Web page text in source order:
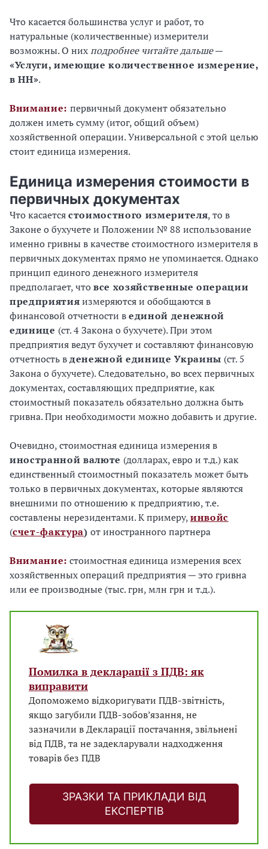
Что касается большинства услуг и работ, то
натуральные (количественные) измерители
возможны. О нихподробнее читайте дальше—
«Услуги, имеющие количественное измерение,
в НН».
Внимание: первичный документ обязательно
должен иметь сумму (итог, общий объем)
хозяйственной операции. Универсальной с этой целью
стоит единица измерения.
Единица измерения стоимости в
первичных документах
Что касаетсястоимостного измерителя, то в
Законе о бухучете и Положении № 88 использование
именно гривны в качестве стоимостного измерителя в
первичных документах прямо не упоминается. Однако
принцип единого денежного измерителя
предполагает, чтовсе хозяйственные операции
предприятияизмеряются и обобщаются в
финансовой отчетности вединой денежной
единице (ст. 4 Закона о бухучете). При этом
предприятия ведут бухучет и составляют финансовую
отчетность вденежной единице Украины (ст. 5
Закона о бухучете). Следовательно, во всех первичных
документах, составляющих предприятие, как
стоимостный показатель обязательно должна быть
гривна. При необходимости можно добавить и другие.
Очевидно, стоимостная единица измерения в
иностранной валюте (долларах, евро и т.д.) как
единственный стоимостный показатель может быть
только в первичных документах, которые являются
внешними по отношению к предприятию, т.е.
составлены нерезидентами. К примеру,инвойс
(счет-фактура)от иностранного партнера
Внимание: стоимостная единица измерения всех
хозяйственных операций предприятия — это гривна
или ее производные (тыс. грн, млн грн и т.д.).
Помилка в декларації з ПДВ: як
виправити
Допоможемо відкоригувати ПДВ-звітність,
якщо загубили ПДВ-зобов’язання, не
зазначили в Декларації постачання, звільнені
від ПДВ, та не задекларували надходження
товарів без ПДВ
ЗРАЗКИ ТА ПРИКЛАДИ ВІД
ЕКСПЕРТІВ